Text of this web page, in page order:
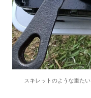
スキレットのような重た